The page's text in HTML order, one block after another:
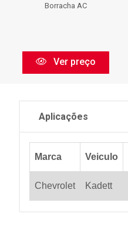
Borracha AC
Ver preço
Aplicações
Marca Veiculo
Chevrolet Kadett